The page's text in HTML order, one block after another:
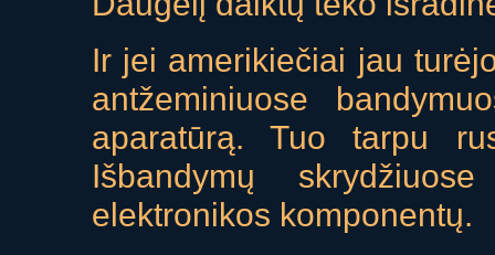
Ir jei amerikiečiai jau
antžeminiuose
aparatūrą. Tuo tarpu
Išbandymų
elektronikos komponentų.